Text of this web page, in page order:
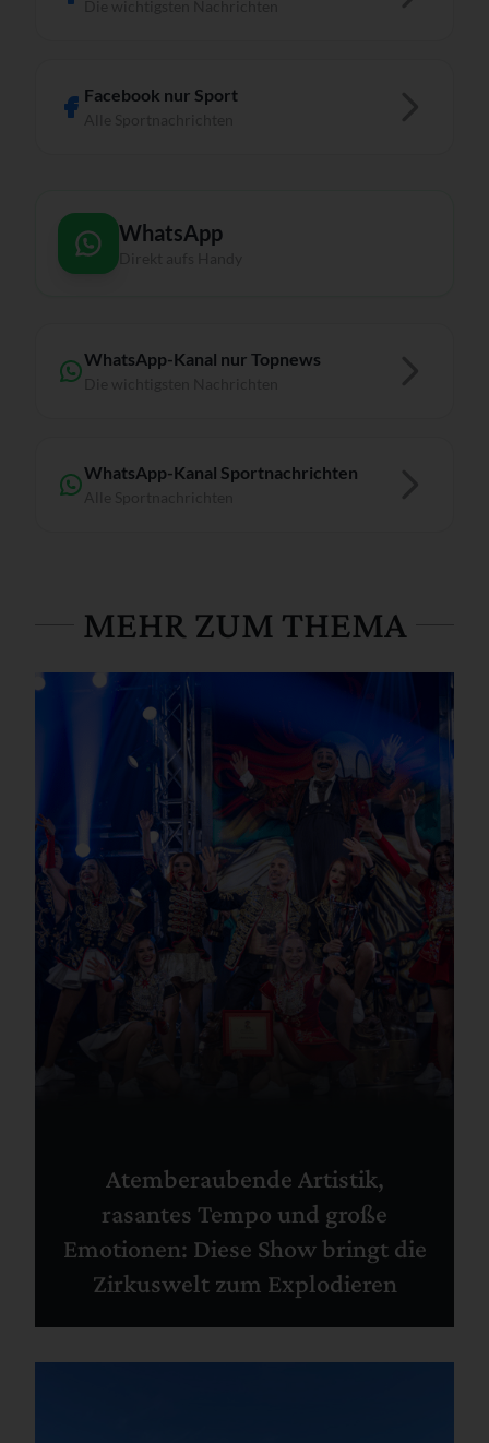
Facebook nur Sport
WhatsApp
WhatsApp-Kanal nur Topnews
WhatsApp-Kanal Sportnachrichten
MEHR ZUM THEMA
Atemberaubende Artistik,
rasantes Tempo und große
Emotionen: Diese Show bringt die
Zirkuswelt zum Explodieren